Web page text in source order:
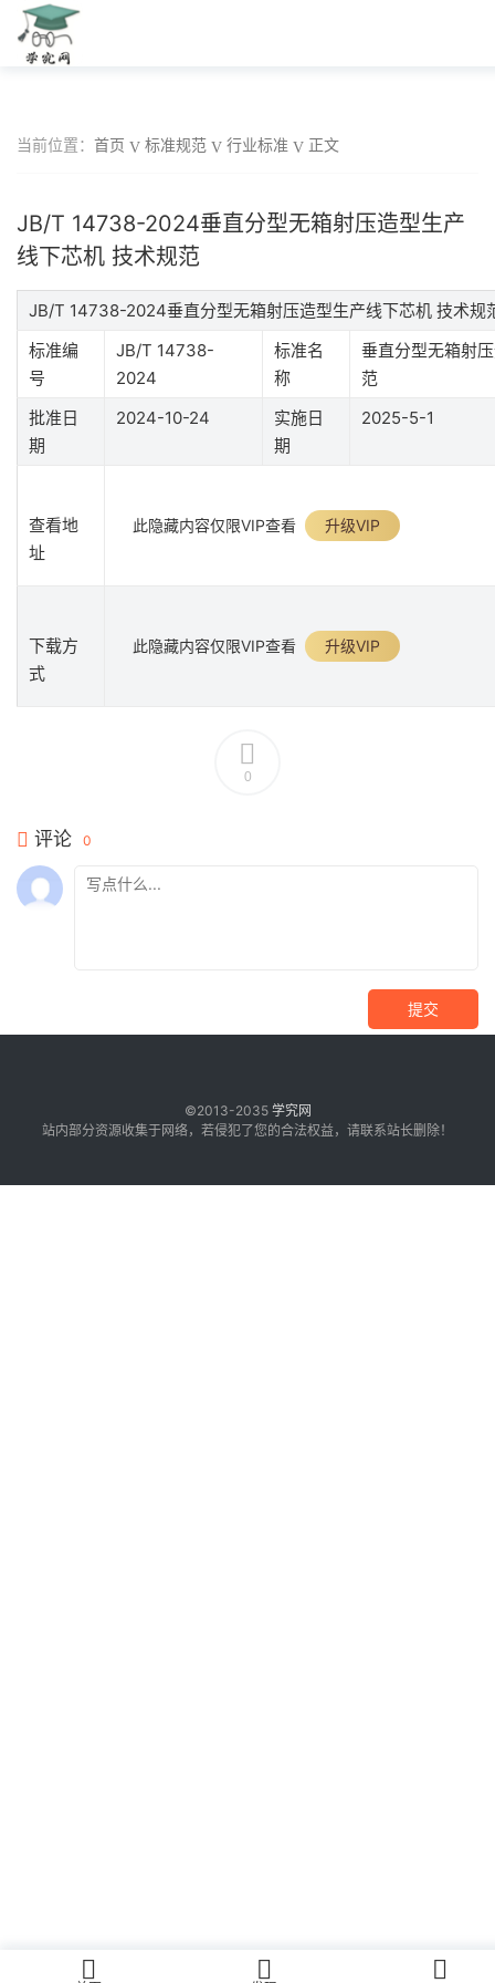
当前位置： 首页 标准规范 行业标准 正文
JB/T 14738-2024垂直分型无箱射压造型生产
线下芯机 技术规范
JB/T 14738-2024垂直分型无箱射压造型生产线下芯机 技术规
标准编
号
JB/T 14738-
2024
标准名
称
垂直分型无箱射
范
批准日
期
2024-10-24
实施日
期
2025-5-1
查看地
址
此隐藏内容仅限VIP查看 升级VIP
下载方
式
此隐藏内容仅限VIP查看 升级VIP
0
评论 0
提交
©2013-2035 学究网
站内部分资源收集于网络，若侵犯了您的合法权益，请联系站长删除！